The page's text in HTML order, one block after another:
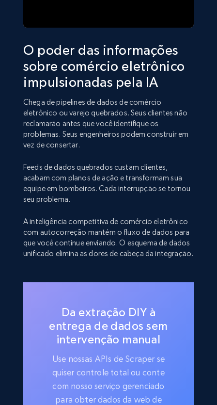
O poder das informações
sobre comércio eletrônico
impulsionadas pela IA
Chega de pipelines de dados de comércio
eletrônico ou varejo quebrados. Seus clientes não
reclamarão antes que você identifique os
problemas. Seus engenheiros podem construir em
vez de consertar.
Feeds de dados quebrados custam clientes,
acabam com planos de ação e transformam sua
equipe em bombeiros. Cada interrupção se tornou
seu problema.
A inteligência competitiva de comércio eletrônico
com autocorreção mantém o fluxo de dados para
que você continue enviando. O esquema de dados
unificado elimina as dores de cabeça da integração.
Da extração DIY à
entrega de dados sem
intervenção manual
Use nossas APIs de Scraper se
quiser controle total ou conte
com nosso serviço gerenciado
para obter dados da web de